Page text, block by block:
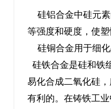
硅铝合金中硅元
等强度和硬度，使
硅铜合金用于细
硅铁合金是硅和铁
易化合成二氧化硅
有利的。在铸铁工